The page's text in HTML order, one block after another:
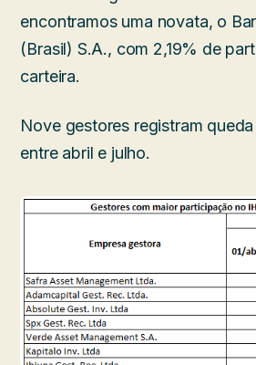
encontramos uma novata, o
(Brasil) S.A., com 2,19% de
carteira.
Nove gestores registram
entre abril e julho.